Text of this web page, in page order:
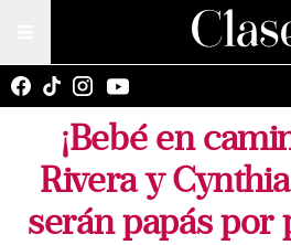
¡Bebé en
Rivera y
serán papás por